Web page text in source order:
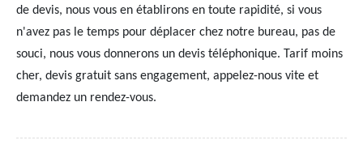
de devis, nous vous en établirons en toute rapidité, si vous
n'avez pas le temps pour déplacer chez notre bureau, pas de
souci, nous vous donnerons un devis téléphonique. Tarif moins
cher, devis gratuit sans engagement, appelez-nous vite et
demandez un rendez-vous.